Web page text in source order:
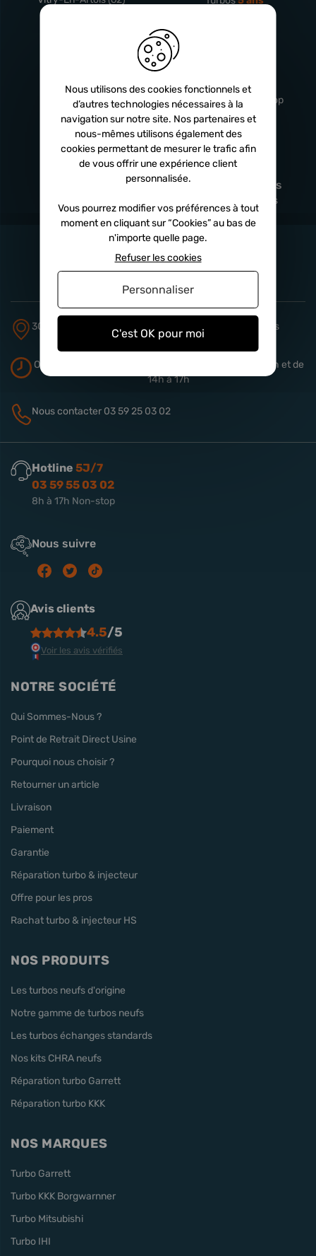
rapide
Sous 24h à 48h
professionnel
De 8h à 17h Non-stop
Satisfait
Paiement en
fois
Sécurisé, sans frais
305 rue de Quiery ZA Aérodrome 62490 Vitry-en-Artois
Ouverture du magasin Du lundi au vendredi de 9h à 13h et de
14h à 17h
Nous contacter 03 59 25 03 02
Hotline 5J/7
03 59 55 03 02
8h à 17h Non-stop
Nous suivre
Avis clients
4.5/5
Voir les avis vérifiés
NOTRE SOCIÉTÉ
Qui Sommes-Nous ?
Point de Retrait Direct Usine
Pourquoi nous choisir ?
Retourner un article
Livraison
Paiement
Garantie
Réparation turbo & injecteur
Offre pour les pros
Rachat turbo & injecteur HS
NOS PRODUITS
Les turbos neufs d'origine
Notre gamme de turbos neufs
Les turbos échanges standards
Nos kits CHRA neufs
Réparation turbo Garrett
Réparation turbo KKK
NOS MARQUES
Turbo Garrett
Turbo KKK Borgwarnner
Turbo Mitsubishi
Turbo IHI
Nous utilisons des cookies fonctionnels et
d’autres technologies nécessaires à la
navigation sur notre site. Nos partenaires et
nous-mêmes utilisons également des
cookies permettant de mesurer le trafic afin
de vous offrir une expérience client
personnalisée.
Vous pourrez modifier vos préférences à tout
moment en cliquant sur “Cookies” au bas de
n'importe quelle page.
C'est OK pour moi
Refuser les cookies
Personnaliser